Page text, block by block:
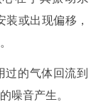
或出现偏移，
的气体回流到
噪音产生。